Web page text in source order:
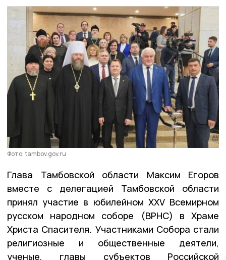
Фото: tambov.gov.ru
Глава Тамбовской области Максим Егоров
вместе с делегацией Тамбовской области
принял участие в юбилейном XXV Всемирном
русском народном соборе (ВРНС) в Храме
Христа Спасителя. Участниками Собора стали
религиозные и общественные деятели,
ученые, главы субъектов Российской